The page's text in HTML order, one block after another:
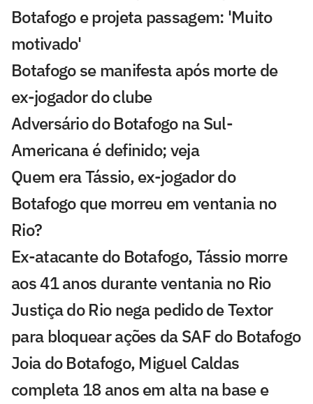
Botafogo e projeta passagem: 'Muito
motivado'
Botafogo se manifesta após morte de
ex-jogador do clube
Adversário do Botafogo na Sul-
Americana é definido; veja
Quem era Tássio, ex-jogador do
Botafogo que morreu em ventania no
Rio?
Ex-atacante do Botafogo, Tássio morre
aos 41 anos durante ventania no Rio
Justiça do Rio nega pedido de Textor
para bloquear ações da SAF do Botafogo
Joia do Botafogo, Miguel Caldas
completa 18 anos em alta na base e